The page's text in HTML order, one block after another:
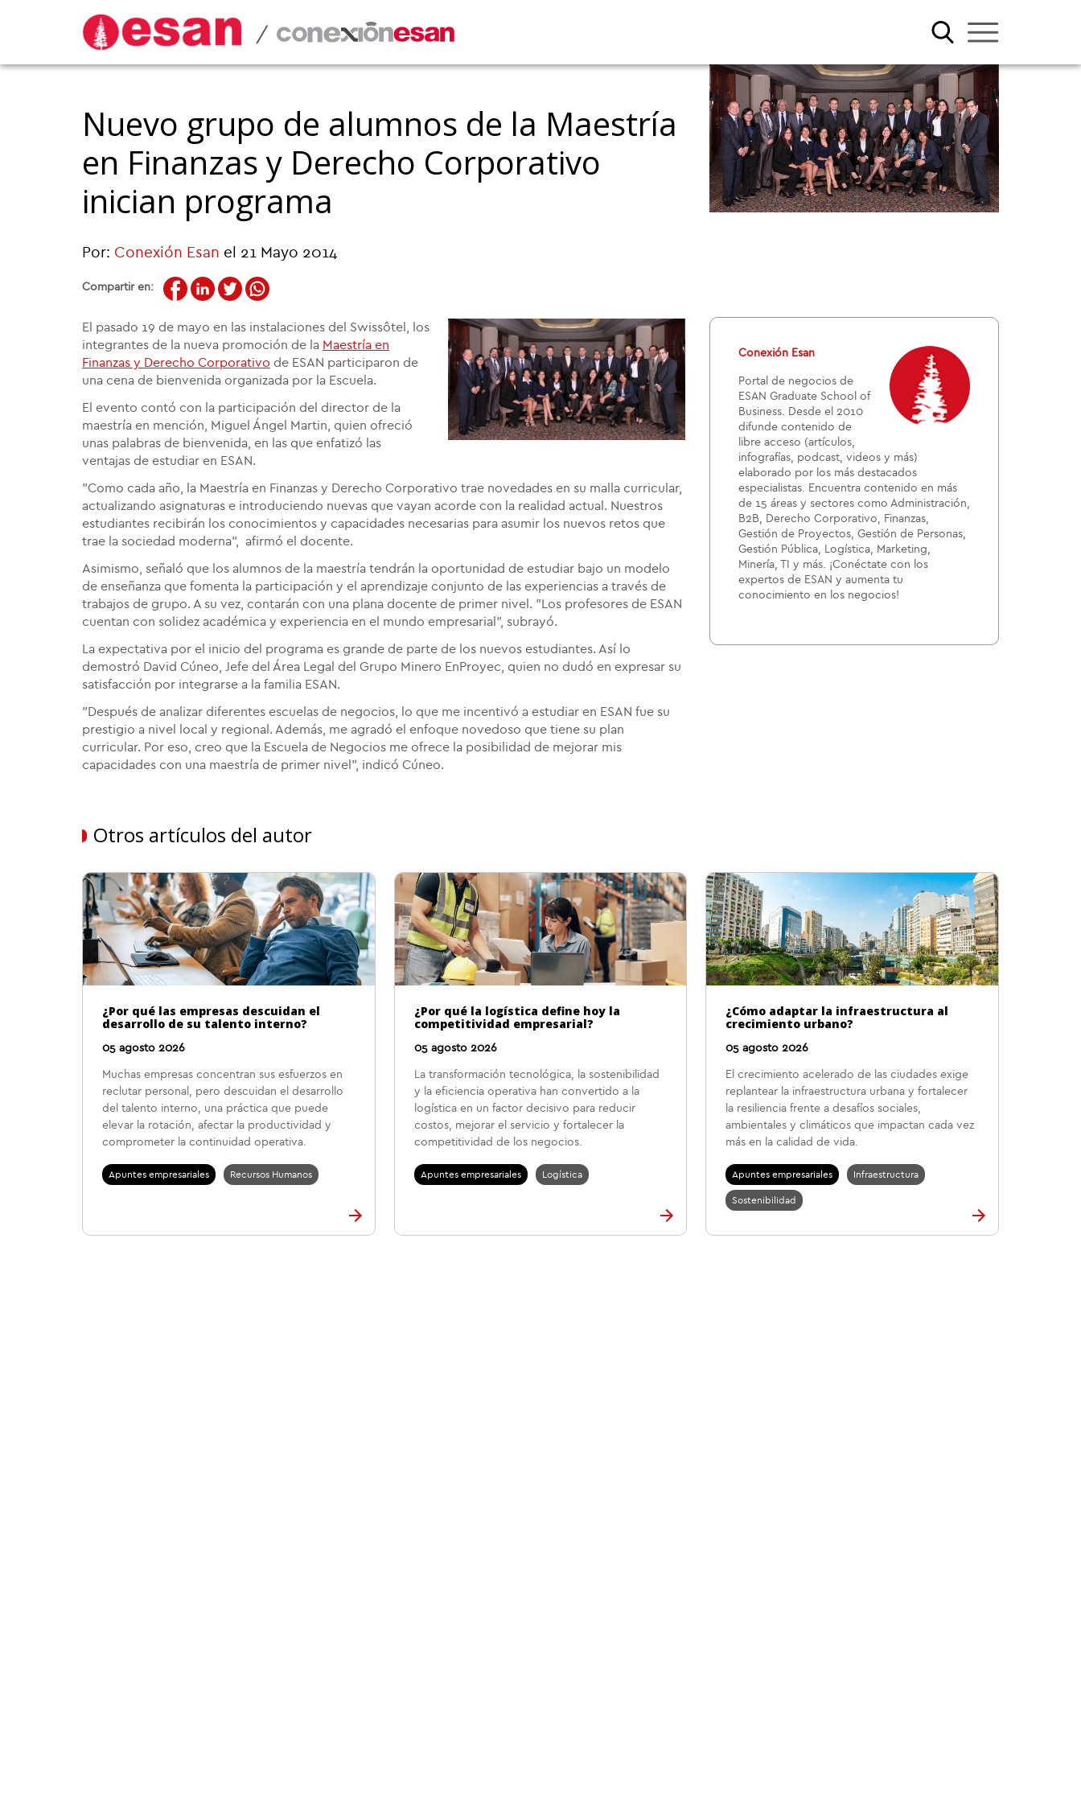
/
Nuevo grupo de alumnos de la Maestría
en Finanzas y Derecho Corporativo
inician programa
Por: Conexión Esan el 21 Mayo 2014
Compartir en:
El pasado 19 de mayo en las instalaciones del Swissôtel, los
integrantes de la nueva promoción de la Maestría en
Finanzas y Derecho Corporativo de ESAN participaron de
una cena de bienvenida organizada por la Escuela.
El evento contó con la participación del director de la
maestría en mención, Miguel Ángel Martin, quien ofreció
unas palabras de bienvenida, en las que enfatizó las
ventajas de estudiar en ESAN.
"Como cada año, la Maestría en Finanzas y Derecho Corporativo trae novedades en su malla curricular,
actualizando asignaturas e introduciendo nuevas que vayan acorde con la realidad actual. Nuestros
estudiantes recibirán los conocimientos y capacidades necesarias para asumir los nuevos retos que
trae la sociedad moderna", afirmó el docente.
Asimismo, señaló que los alumnos de la maestría tendrán la oportunidad de estudiar bajo un modelo
de enseñanza que fomenta la participación y el aprendizaje conjunto de las experiencias a través de
trabajos de grupo. A su vez, contarán con una plana docente de primer nivel. "Los profesores de ESAN
cuentan con solidez académica y experiencia en el mundo empresarial", subrayó.
La expectativa por el inicio del programa es grande de parte de los nuevos estudiantes. Así lo
demostró David Cúneo, Jefe del Área Legal del Grupo Minero EnProyec, quien no dudó en expresar su
satisfacción por integrarse a la familia ESAN.
"Después de analizar diferentes escuelas de negocios, lo que me incentivó a estudiar en ESAN fue su
prestigio a nivel local y regional. Además, me agradó el enfoque novedoso que tiene su plan
curricular. Por eso, creo que la Escuela de Negocios me ofrece la posibilidad de mejorar mis
capacidades con una maestría de primer nivel", indicó Cúneo.
Conexión Esan
Portal de negocios de
ESAN Graduate School of
Business. Desde el 2010
difunde contenido de
libre acceso (artículos,
infografías, podcast, videos y más)
elaborado por los más destacados
especialistas. Encuentra contenido en más
de 15 áreas y sectores como Administración,
B2B, Derecho Corporativo, Finanzas,
Gestión de Proyectos, Gestión de Personas,
Gestión Pública, Logística, Marketing,
Minería, TI y más. ¡Conéctate con los
expertos de ESAN y aumenta tu
conocimiento en los negocios!
Otros artículos del autor
¿Por qué las empresas descuidan el
desarrollo de su talento interno?
05 agosto 2026
Muchas empresas concentran sus esfuerzos en
reclutar personal, pero descuidan el desarrollo
del talento interno, una práctica que puede
elevar la rotación, afectar la productividad y
comprometer la continuidad operativa.
Apuntes empresariales Recursos Humanos
¿Por qué la logística define hoy la
competitividad empresarial?
05 agosto 2026
La transformación tecnológica, la sostenibilidad
y la eficiencia operativa han convertido a la
logística en un factor decisivo para reducir
costos, mejorar el servicio y fortalecer la
competitividad de los negocios.
Apuntes empresariales Logística
¿Cómo adaptar la infraestructura al
crecimiento urbano?
05 agosto 2026
El crecimiento acelerado de las ciudades exige
replantear la infraestructura urbana y fortalecer
la resiliencia frente a desafíos sociales,
ambientales y climáticos que impactan cada vez
más en la calidad de vida.
Apuntes empresariales Infraestructura
Sostenibilidad